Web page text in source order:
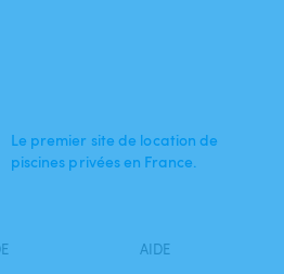
Le premier site de location de
piscines privées en France.
AIDE